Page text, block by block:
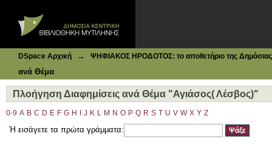
DSpace Αρχική → ΨΗΦΙΑΚΟΣ ΗΡΟΔΟΤΟΣ: το αποθετήριο της Δημόσιας
ανά Θέμα
Πλοήγηση Διαφημίσεις ανά Θέμα "Αγιάσος( Λέσβος)"
0-9 A B C D E F G H J K L M N O P Q R S T U V W X Y Z
Ή εισάγετε τα πρώτα γράμματα: